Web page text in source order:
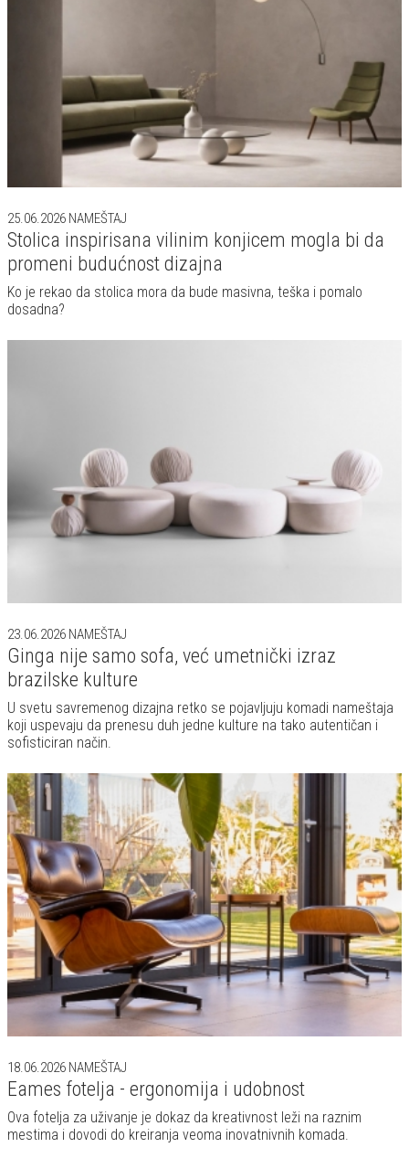
25.06.2026 NAMEŠTAJ
Stolica inspirisana vilinim konjicem mogla bi da
promeni budućnost dizajna
Ko je rekao da stolica mora da bude masivna, teška i pomalo
dosadna?
23.06.2026 NAMEŠTAJ
Ginga nije samo sofa, već umetnički izraz
brazilske kulture
U svetu savremenog dizajna retko se pojavljuju komadi nameštaja
koji uspevaju da prenesu duh jedne kulture na tako autentičan i
sofisticiran način.
18.06.2026 NAMEŠTAJ
Eames fotelja - ergonomija i udobnost
Ova fotelja za uživanje je dokaz da kreativnost leži na raznim
mestima i dovodi do kreiranja veoma inovatnivnih komada.